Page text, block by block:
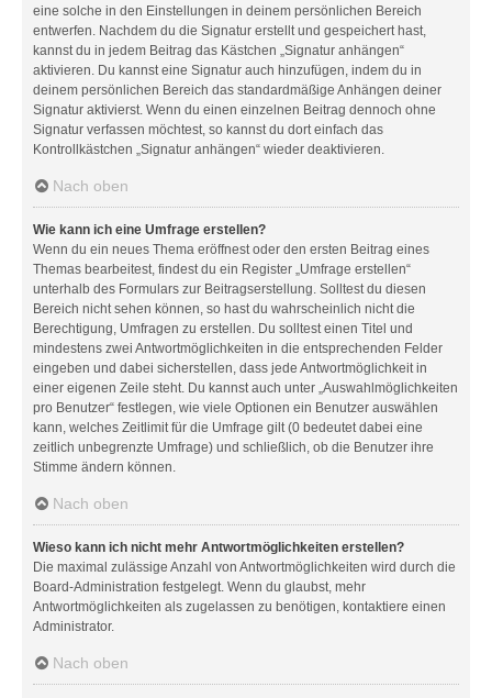
eine solche in den Einstellungen in deinem persönlichen Bereich
entwerfen. Nachdem du die Signatur erstellt und gespeichert hast,
kannst du in jedem Beitrag das Kästchen „Signatur anhängen“
aktivieren. Du kannst eine Signatur auch hinzufügen, indem du in
deinem persönlichen Bereich das standardmäßige Anhängen deiner
Signatur aktivierst. Wenn du einen einzelnen Beitrag dennoch ohne
Signatur verfassen möchtest, so kannst du dort einfach das
Kontrollkästchen „Signatur anhängen“ wieder deaktivieren.
Nach oben
Wie kann ich eine Umfrage erstellen?
Wenn du ein neues Thema eröffnest oder den ersten Beitrag eines
Themas bearbeitest, findest du ein Register „Umfrage erstellen“
unterhalb des Formulars zur Beitragserstellung. Solltest du diesen
Bereich nicht sehen können, so hast du wahrscheinlich nicht die
Berechtigung, Umfragen zu erstellen. Du solltest einen Titel und
mindestens zwei Antwortmöglichkeiten in die entsprechenden Felder
eingeben und dabei sicherstellen, dass jede Antwortmöglichkeit in
einer eigenen Zeile steht. Du kannst auch unter „Auswahlmöglichkeiten
pro Benutzer“ festlegen, wie viele Optionen ein Benutzer auswählen
kann, welches Zeitlimit für die Umfrage gilt (0 bedeutet dabei eine
zeitlich unbegrenzte Umfrage) und schließlich, ob die Benutzer ihre
Stimme ändern können.
Nach oben
Wieso kann ich nicht mehr Antwortmöglichkeiten erstellen?
Die maximal zulässige Anzahl von Antwortmöglichkeiten wird durch die
Board-Administration festgelegt. Wenn du glaubst, mehr
Antwortmöglichkeiten als zugelassen zu benötigen, kontaktiere einen
Administrator.
Nach oben